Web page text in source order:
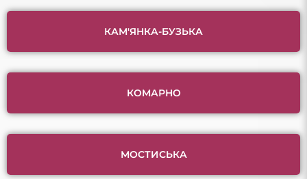
КАМ'ЯНКА-БУЗЬКА
КОМАРНО
МОСТИСЬКА